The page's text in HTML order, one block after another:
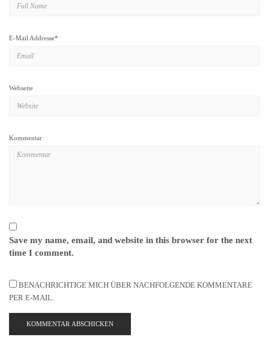
E-Mail Addresse*
Webseite
Kommentar
Save my name, email, and website in this browser for the next
time I comment.
BENACHRICHTIGE MICH ÜBER NACHFOLGENDE KOMMENTARE
PER E-MAIL.